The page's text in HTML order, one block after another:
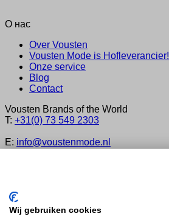
О нас
Over Vousten
Vousten Mode is Hofleverancier!
Onze service
Blog
Contact
Vousten Brands of the World
T: +31(0) 73 549 2303
E: info@voustenmode.nl
The Netherlands store
Wij gebruiken cookies